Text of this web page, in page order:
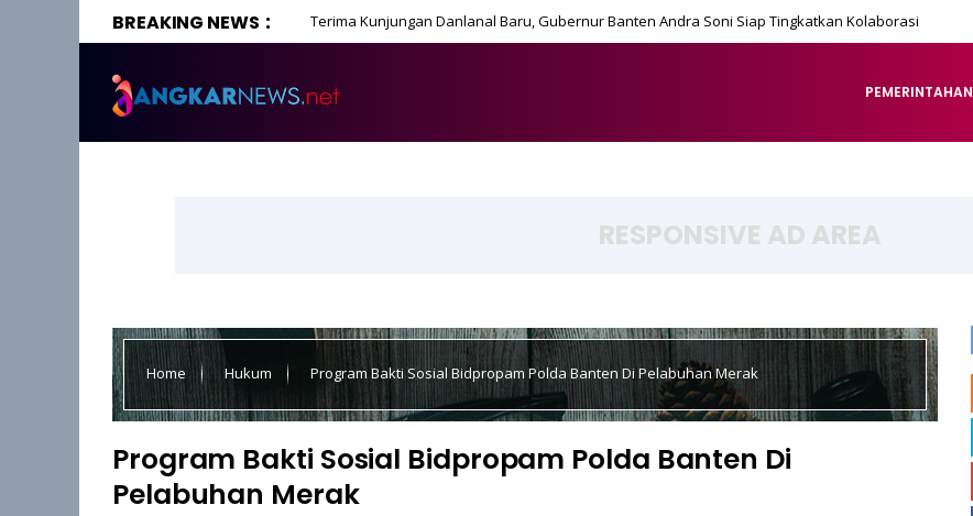
BREAKING NEWS Terima Kunjungan Danlanal Baru, Gubernur Banten Andra Soni Siap Tingkatkan Kolaborasi
PEMERINTAHAN
RESPONSIVE AD AREA
Home Hukum Program Bakti Sosial Bidpropam Polda Banten Di Pelabuhan Merak
Program Bakti Sosial Bidpropam Polda Banten Di
Pelabuhan Merak